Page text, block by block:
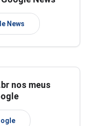
News
nos meus